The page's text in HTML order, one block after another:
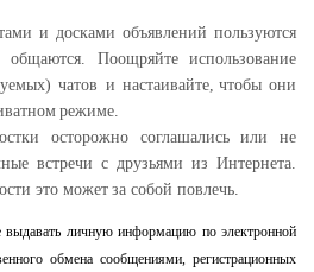
и досками объявлений пользуются
общаются. Поощряйте использование
чатов и настаивайте, чтобы они
режиме.
осторожно соглашались или не
встречи с друзьями из Интернета.
это может за собой повлечь.
выдавать личную информацию по электронной
обмена сообщениями, регистрационных